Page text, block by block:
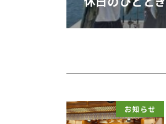
お知らせ